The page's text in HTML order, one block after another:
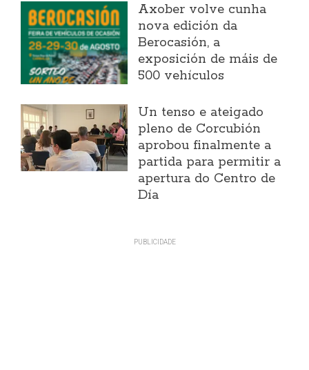
Axober volve cunha
nova edición da
Berocasión, a
exposición de máis de
500 vehículos
Un tenso e ateigado
pleno de Corcubión
aprobou finalmente a
partida para permitir a
apertura do Centro de
Día